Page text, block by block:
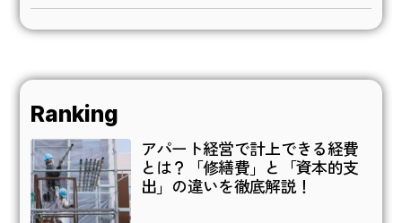
Ranking
アパート経営で計上できる経費
とは？「修繕費」と「資本的支
出」の違いを徹底解説！